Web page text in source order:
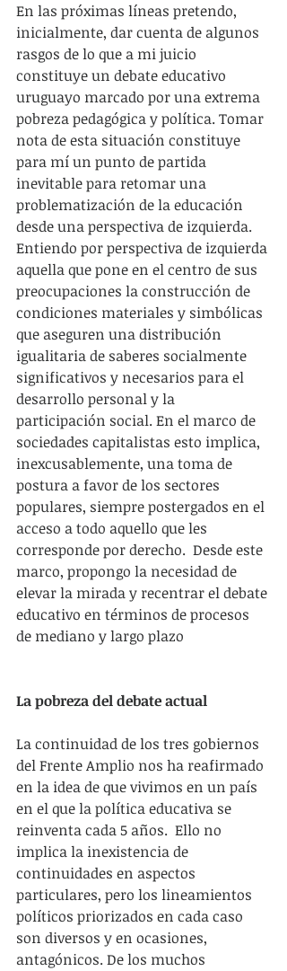
En las próximas líneas pretendo,
inicialmente, dar cuenta de algunos
rasgos de lo que a mi juicio
constituye un debate educativo
uruguayo marcado por una extrema
pobreza pedagógica y política. Tomar
nota de esta situación constituye
para mí un punto de partida
inevitable para retomar una
problematización de la educación
desde una perspectiva de izquierda.
Entiendo por perspectiva de izquierda
aquella que pone en el centro de sus
preocupaciones la construcción de
condiciones materiales y simbólicas
que aseguren una distribución
igualitaria de saberes socialmente
significativos y necesarios para el
desarrollo personal y la
participación social. En el marco de
sociedades capitalistas esto implica,
inexcusablemente, una toma de
postura a favor de los sectores
populares, siempre postergados en el
acceso a todo aquello que les
corresponde por derecho.  Desde este
marco, propongo la necesidad de
elevar la mirada y recentrar el debate
educativo en términos de procesos
de mediano y largo plazo
La pobreza del debate actual
La continuidad de los tres gobiernos
del Frente Amplio nos ha reafirmado
en la idea de que vivimos en un país
en el que la política educativa se
reinventa cada 5 años.  Ello no
implica la inexistencia de
continuidades en aspectos
particulares, pero los lineamientos
políticos priorizados en cada caso
son diversos y en ocasiones,
antagónicos. De los muchos